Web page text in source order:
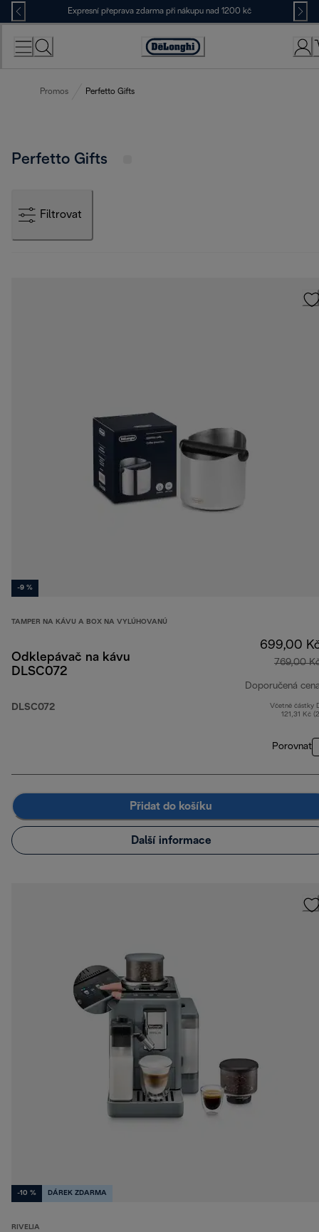
Skip
to
Content
Expresní přeprava zdarma při nákupu nad 1200 kč
Accessibility
Promos Perfetto Gifts
Perfetto Gifts
Filtrovat
-9 %
TAMPER NA KÁVU A BOX NA VYLÚHOVANÚ
Odklepávač na kávu
DLSC072
DLSC072
699,00
769,00
Doporučená
Včetně částky
121,31 Kč
Porovnat
Přidat do košíku
Další informace
-10 % DÁREK ZDARMA
RIVELIA